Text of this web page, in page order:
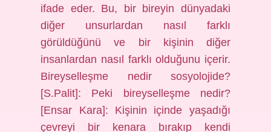
ifade eder. Bu, bir bireyin dünyadaki
diğer unsurlardan nasıl farklı
görüldüğünü ve bir kişinin diğer
insanlardan nasıl farklı olduğunu içerir.
Bireyselleşme nedir sosyolojide?
[S.Palit]: Peki bireyselleşme nedir?
[Ensar Kara]: Kişinin içinde yaşadığı
çevreyi bir kenara bırakıp kendi